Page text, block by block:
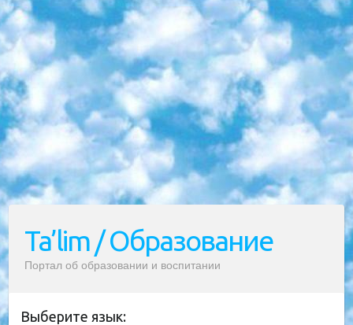
Ta’lim / Образование
Портал об образовании и воспитании
Выберите язык: